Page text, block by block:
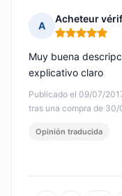
A
Acheteur
Nota: 5 de 5
Publicado el 09/07/
tras una compra de 30/
Muy buena
explicativo claro
Opinión traducida